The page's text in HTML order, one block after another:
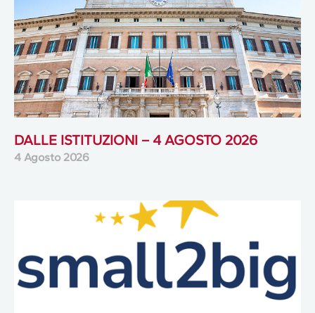
DALLE ISTITUZIONI – 4 AGOSTO 2026
4 Agosto 2026